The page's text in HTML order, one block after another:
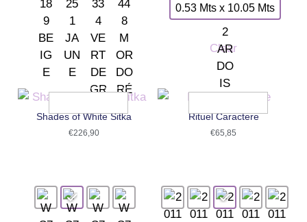
0.53 Mts x 10.05 Mts
Clear
Shades of White Sitka
€226,90
Rituel Caractere
€65,85